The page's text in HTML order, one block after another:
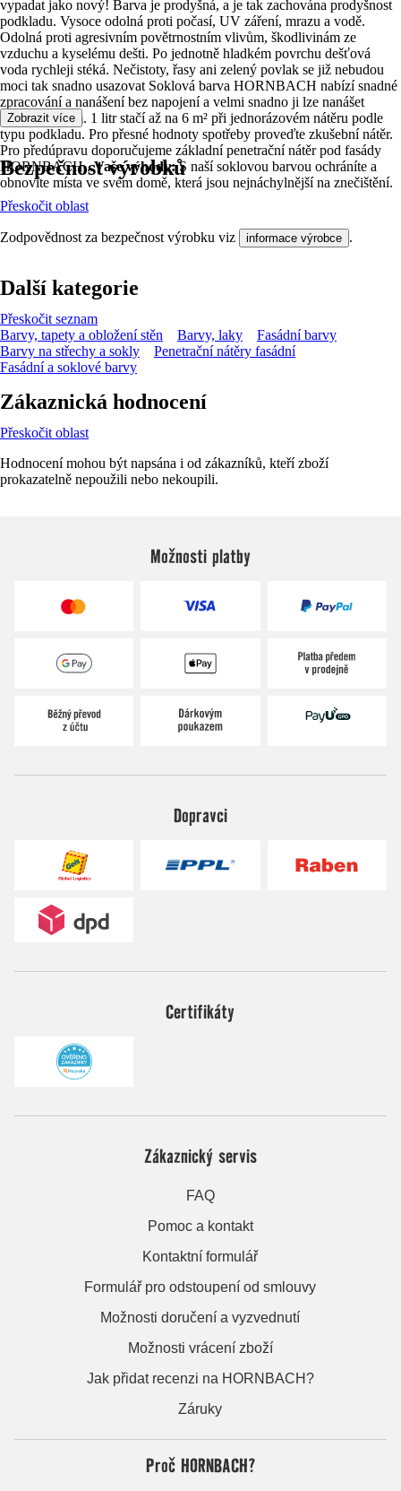
vypadat jako nový! Barva je prodyšná, a je tak zachována prodyšnost
podkladu. Vysoce odolná proti počasí, UV záření, mrazu a vodě.
Odolná proti agresivním povětrnostním vlivům, škodlivinám ze
vzduchu a kyselému dešti. Po jednotně hladkém povrchu dešťová
voda rychleji stéká. Nečistoty, řasy ani zelený povlak se již nebudou
moci tak snadno usazovat Soklová barva HORNBACH nabízí snadné
zpracování a nanášení bez napojení a velmi snadno ji lze nanášet
rozprašováním. 1 litr stačí až na 6 m² při jednorázovém nátěru podle
typu podkladu. Pro přesné hodnoty spotřeby proveďte zkušební nátěr.
Pro předúpravu doporučujeme základní penetrační nátěr pod fasády
HORNBACH .Vaše výhody:S naší soklovou barvou ochráníte a
obnovíte místa ve svém domě, která jsou nejnáchylnější na znečištění.
Zobrazit více
Bezpečnost výrobků
Přeskočit oblast
Zodpovědnost za bezpečnost výrobku viz informace výrobce .
Další kategorie
Přeskočit seznam
Barvy, tapety a obložení stěn
Barvy, laky
Fasádní barvy
Barvy na střechy a sokly
Penetrační nátěry fasádní
Fasádní a soklové barvy
Zákaznická hodnocení
Přeskočit oblast
Hodnocení mohou být napsána i od zákazníků, kteří zboží
prokazatelně nepoužili nebo nekoupili.
Možnosti platby
Dopravci
Certifikáty
Zákaznický servis
FAQ
Pomoc a kontakt
Kontaktní formulář
Formulář pro odstoupení od smlouvy
Možnosti doručení a vyzvednutí
Možnosti vrácení zboží
Jak přidat recenzi na HORNBACH?
Záruky
Proč HORNBACH?